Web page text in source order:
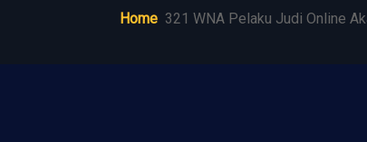
Home 321 WNA Pelaku Judi Online